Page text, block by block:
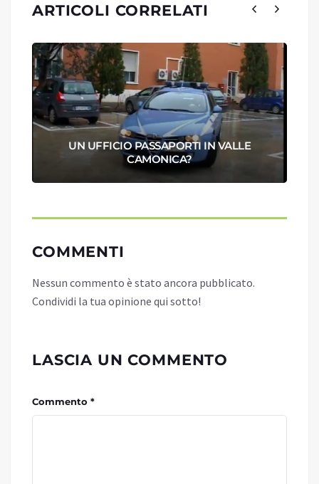
ARTICOLI CORRELATI
UN UFFICIO PASSAPORTI IN VALLE
CAMONICA?
COMMENTI
Nessun commento è stato ancora pubblicato.
Condividi la tua opinione qui sotto!
LASCIA UN COMMENTO
Commento *